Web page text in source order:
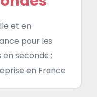
et en
pour les
en seconde :
en France